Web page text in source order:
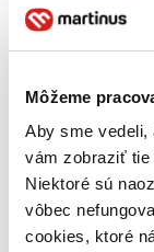
Môžeme
Aby sme vedeli,
vám zobraziť tie
Niektoré sú
vôbec
cookies, ktoré